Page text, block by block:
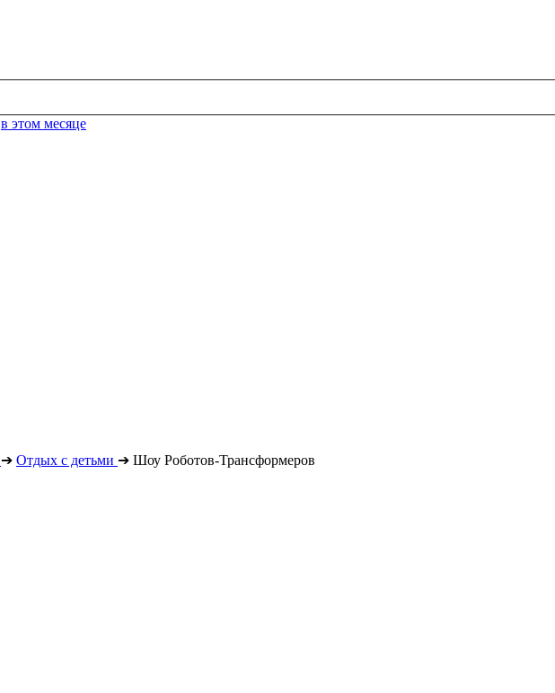
в этом месяце
➔ Отдых с детьми ➔ Шоу Роботов-Трансформеров